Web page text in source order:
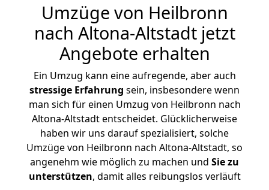
Umzüge von Heilbronn
nach Altona-Altstadt jetzt
Angebote erhalten
Ein Umzug kann eine aufregende, aber auch
stressige Erfahrung sein, insbesondere wenn
man sich für einen Umzug von Heilbronn nach
Altona-Altstadt entscheidet. Glücklicherweise
haben wir uns darauf spezialisiert, solche
Umzüge von Heilbronn nach Altona-Altstadt, so
angenehm wie möglich zu machen und Sie zu
unterstützen, damit alles reibungslos verläuft